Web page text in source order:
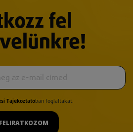
fel
Tájékoztatóban foglaltakat.
FELIRATKOZOM